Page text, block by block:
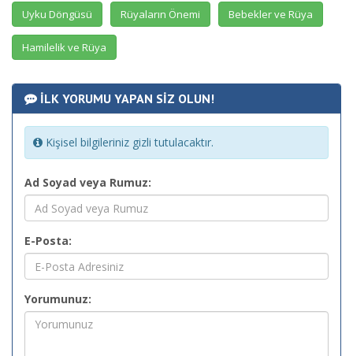
Uyku Döngüsü Rüyaların Önemi Bebekler ve Rüya
Hamilelik ve Rüya
İLK YORUMU YAPAN SİZ OLUN!
Kişisel bilgileriniz gizli tutulacaktır.
Ad Soyad veya Rumuz:
E-Posta:
Yorumunuz: